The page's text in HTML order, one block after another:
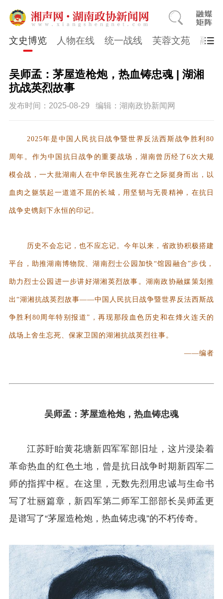
文史博览 人物在线 统一战线 芙蓉文苑 融媒
吴师孟：茅屋造枪炮，热血铸忠魂 | 湖湘
抗战英烈故事
发布时间：2025-08-29 编辑：湖南政协新闻网
2025年是中国人民抗日战争暨世界反法西斯战争胜利80
周年。作为中国抗日战争的重要战场，湖南曾历经了6次大规
模会战，一大批湖南人在中华民族生死存亡之际挺身而出，以
血肉之躯筑起一道道不屈的长城，用坚韧与无畏精神，在抗日
战争史镌刻下永恒的印记。
历史不会忘记，也不应忘记。今年以来，省政协积极搭建
平台，助推湖南博物院、湖南烈士公园加快“馆园融合”步伐，
助力烈士公园进一步讲好湖湘英烈故事。湖南政协融媒策划推
出“湖湘抗战英烈故事——中国人民抗日战争暨世界反法西斯战
争胜利80周年特别报道”，再现那段血色历史和在烽火连天的
战场上舍生忘死、保家卫国的湖湘抗战英烈往事。
——编者
吴师孟：茅屋造枪炮，热血铸忠魂
江苏盱眙黄花塘新四军军部旧址，这片浸染着
革命热血的红色土地，曾是抗日战争时期新四军二
师的指挥中枢。在这里，无数先烈用忠诚与生命书
写了壮丽篇章，新四军第二师军工部部长吴师孟更
是谱写了“茅屋造枪炮，热血铸忠魂”的不朽传奇。